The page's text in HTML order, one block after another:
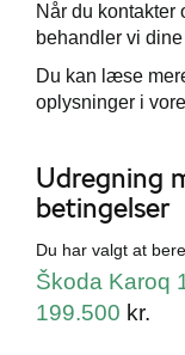
Når du kontakter
behandler vi
Du kan læse
oplysninger i
Udregning
betingelser
Du har valgt at
Škoda Karoq
199.500 kr.